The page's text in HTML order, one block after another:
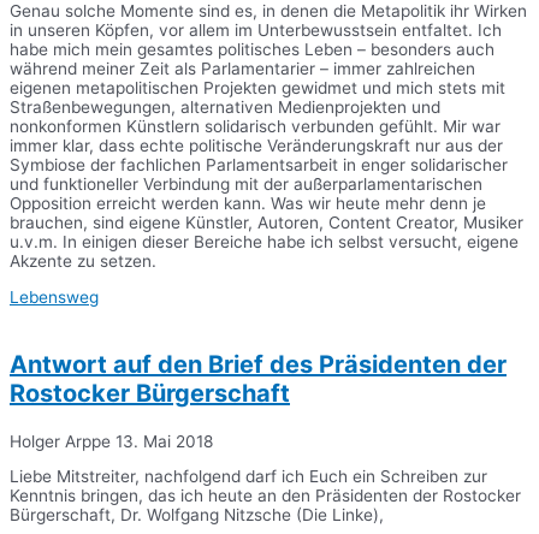
Genau solche Momente sind es, in denen die Metapolitik ihr Wirken
in unseren Köpfen, vor allem im Unterbewusstsein entfaltet. Ich
habe mich mein gesamtes politisches Leben – besonders auch
während meiner Zeit als Parlamentarier – immer zahlreichen
eigenen metapolitischen Projekten gewidmet und mich stets mit
Straßenbewegungen, alternativen Medienprojekten und
nonkonformen Künstlern solidarisch verbunden gefühlt. Mir war
immer klar, dass echte politische Veränderungskraft nur aus der
Symbiose der fachlichen Parlamentsarbeit in enger solidarischer
und funktioneller Verbindung mit der außerparlamentarischen
Opposition erreicht werden kann. Was wir heute mehr denn je
brauchen, sind eigene Künstler, Autoren, Content Creator, Musiker
u.v.m. In einigen dieser Bereiche habe ich selbst versucht, eigene
Akzente zu setzen.
Lebensweg
Antwort auf den Brief des Präsidenten der
Rostocker Bürgerschaft
Holger Arppe 13. Mai 2018
Liebe Mitstreiter, nachfolgend darf ich Euch ein Schreiben zur
Kenntnis bringen, das ich heute an den Präsidenten der Rostocker
Bürgerschaft, Dr. Wolfgang Nitzsche (Die Linke),